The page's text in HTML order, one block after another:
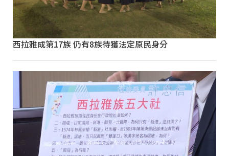
西拉雅成第17族 仍有8族待獲法定原民身分